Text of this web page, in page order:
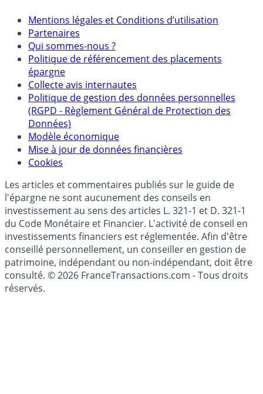
Mentions
Mentions légales et Conditions d’utilisation
Partenaires
Qui sommes-nous ?
Politique de référencement des placements
épargne
Collecte avis internautes
Politique de gestion des données personnelles
(RGPD - Règlement Général de Protection des
Données)
Modèle économique
Cookies
Les articles et commentaires publiés sur le guide de
l'épargne ne sont aucunement des conseils en
investissement au sens des articles L. 321-1 et D. 321-1
du Code Monétaire et Financier. L'activité de conseil en
investissements financiers est réglementée. Afin d'être
conseillé personnellement, un conseiller en gestion de
patrimoine, indépendant ou non-indépendant, doit être